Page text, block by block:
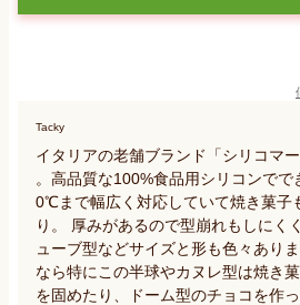
Tacky
イタリアの老舗ブランド「シリコマ
。高品質な100%食品用シリコンで
0℃まで幅広く対応していて焼き菓子
り。 厚みがあるので型崩れもしにく
ューブ型などサイズと形も色々あり
なら特にこの半球やカヌレ型は焼き
を固めたり、ドーム型のチョコを作